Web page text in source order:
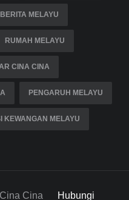
MELAYU
RUMAH MELAYU
CINA CINA
PENGARUH MELAYU
KEWANGAN MELAYU
Cina Cina Hubungi